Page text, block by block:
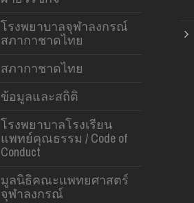
โรงพยาบาลจุฬาลงกรณ์
สภากาชาดไทย
สภากาชาดไทย
ข้อมูลและสถิติ
โรงพยาบาลโรงเรียน
แพทย์คุณธรรม / Code of
Conduct
มูลนิธิคณะแพทยศาสตร์
จุฬาลงกรณ์